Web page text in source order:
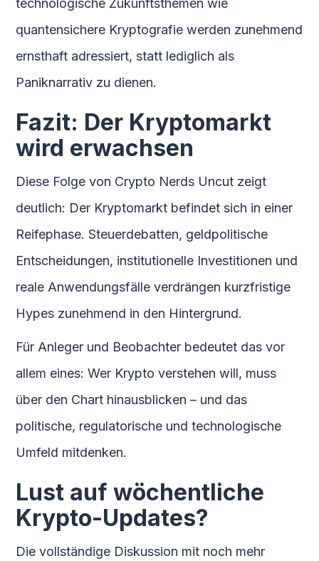
technologische Zukunftsthemen wie
quantensichere Kryptografie werden zunehmend
ernsthaft adressiert, statt lediglich als
Paniknarrativ zu dienen.
Fazit: Der Kryptomarkt
wird erwachsen
Diese Folge von Crypto Nerds Uncut zeigt
deutlich: Der Kryptomarkt befindet sich in einer
Reifephase. Steuerdebatten, geldpolitische
Entscheidungen, institutionelle Investitionen und
reale Anwendungsfälle verdrängen kurzfristige
Hypes zunehmend in den Hintergrund.
Für Anleger und Beobachter bedeutet das vor
allem eines: Wer Krypto verstehen will, muss
über den Chart hinausblicken – und das
politische, regulatorische und technologische
Umfeld mitdenken.
Lust auf wöchentliche
Krypto-Updates?
Die vollständige Diskussion mit noch mehr